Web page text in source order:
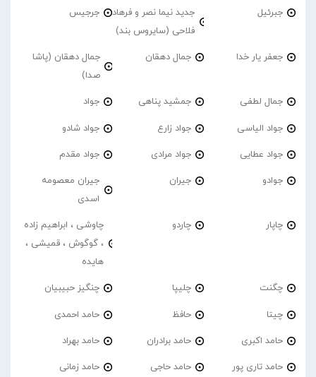
جبرئیل
جدید نیما نصر و فرهاد
فلاحی (سایروس بند)
جرجیس
جعفر یار خدا جمال دهقان
جمال دهقان (پاشا
صدا)
جمال لطفی جمشید پناهی جواد
جواد الیاسی جواد زارع جواد شادو
جواد عطایی جواد مرادی جواد مقدم
جوادو جیران
جیران معصومه
اسدی
چاپار چاردو
چاوشی ، ابراهیم زاده
، گوگوش ، قمیشی ،
هایده
چگنت چلیپا چنگیز حبیبیان
چیتا حافظ حامد احمدی
حامد اکبری حامد برادران حامد بهراد
حامد تاری پور حامد حاجی حامد زمانی